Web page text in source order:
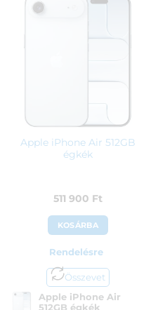
Gyártó:
Garanciaidő:
Apple iPhone Air 512GB
égkék
511 900 Ft
KOSÁRBA
Rendelésre
Összevet
Apple iPhone Air
512GB égkék